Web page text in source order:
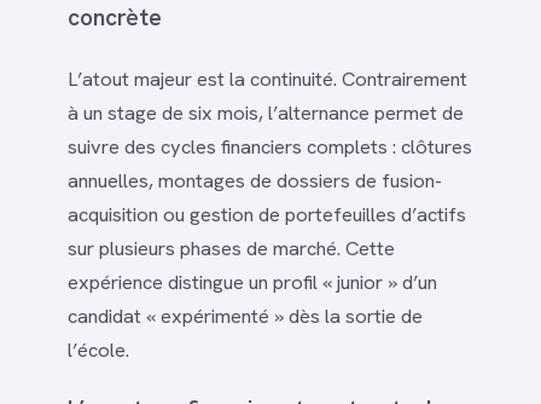
concrète
L’atout majeur est la continuité. Contrairement
à un stage de six mois, l’alternance permet de
suivre des cycles financiers complets : clôtures
annuelles, montages de dossiers de fusion-
acquisition ou gestion de portefeuilles d’actifs
sur plusieurs phases de marché. Cette
expérience distingue un profil « junior » d’un
candidat « expérimenté » dès la sortie de
l’école.